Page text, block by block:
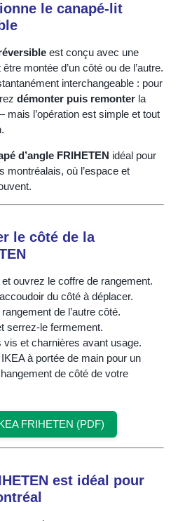
le canapé-lit
est conçu avec une
montée d’un côté ou de l’autre.
interchangeable : pour
démonter puis remonter la
mais l’opération est simple et tout
d’angle FRIHETEN idéal pour
montréalais, où l’espace et
le côté de la
ouvrez le coffre de rangement.
du côté à déplacer.
de l’autre côté.
serrez-le fermement.
et charnières avant usage.
à portée de main pour un
de côté de votre
FRIHETEN (PDF)
est idéal pour